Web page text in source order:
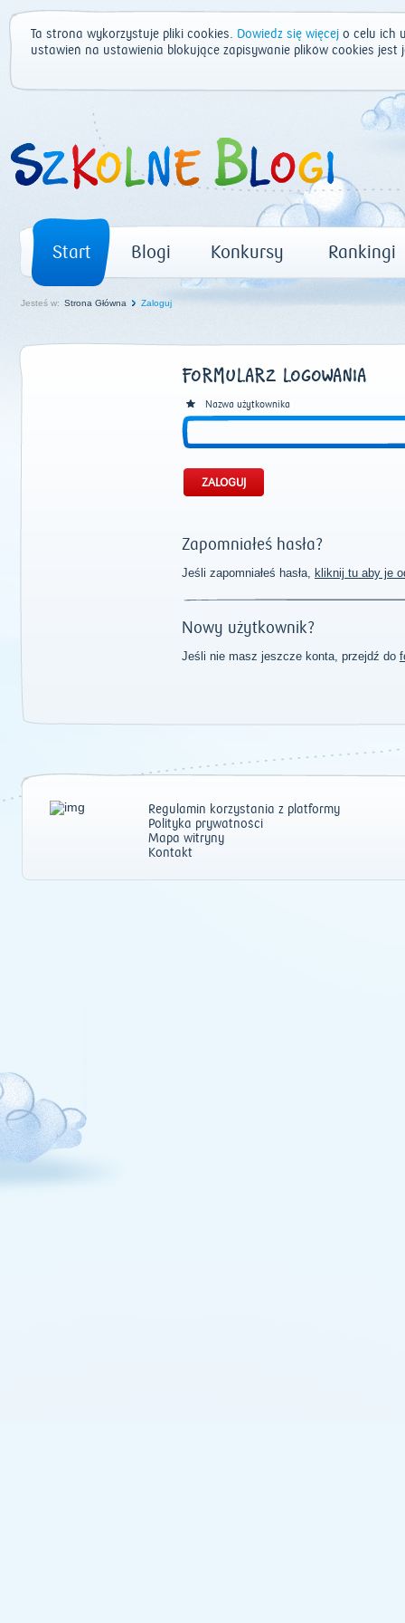
Ta strona wykorzystuje pliki cookies. Dowiedz się więcej o celu ich
ustawień na ustawienia blokujące zapisywanie plików cookies
Start Blogi Konkursy Rankingi
Jesteś w: Strona Główna Zaloguj
FORMULARZ LOGOWANIA
Nazwa użytkownika
Zapomniałeś hasła?
Jeśli zapomniałeś hasła, kliknij tu aby je
Nowy użytkownik?
Jeśli nie masz jeszcze konta, przejdź do
Regulamin korzystania z platformy
Polityka prywatności
Mapa witryny
Kontakt